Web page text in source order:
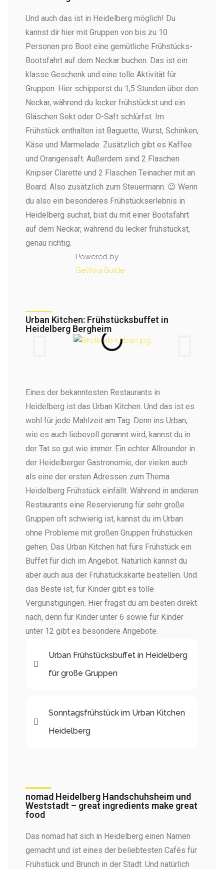
Und auch das ist in Heidelberg möglich! Du
kannst dir hier mit Gruppen von bis zu 10
Personen pro Boot eine gemütliche Frühstücks-
Bootsfahrt auf dem Neckar buchen. Das ist ein
klasse Geschenk und eine tolle Aktivität für
Gruppen. Hier schipperst du 1,5 Stunden über den
Neckar, während du lecker frühstückst und ein
Gläschen Sekt oder O-Saft schlürfst. Im
Frühstück enthalten ist Baguette, Wurst, Schinken,
Käse und Marmelade. Zusätzlich gibt es Kaffee
und Orangensaft. Außerdem sind 2 Flaschen
Knipser Clarette und 2 Flaschen Teinacher mit an
Board. Also zusätzlich zum Steuermann. 😉 Wenn
du also ein besonderes Frühstückserlebnis in
Heidelberg suchst, bist du mit einer Bootsfahrt
auf dem Neckar, während du lecker frühstückst,
genau richtig.
Powered by
GetYourGuide
Urban Kitchen: Frühstücksbuffet in
Heidelberg Bergheim​
Eines der bekanntesten Restaurants in
Heidelberg ist das Urban Kitchen. Und das ist es
wohl für jede Mahlzeit am Tag. Denn ins Urban,
wie es auch liebevoll genannt wird, kannst du in
der Tat so gut wie immer. Ein echter Allrounder in
der Heidelberger Gastronomie, der vielen auch
als eine der ersten Adressen zum Thema
Heidelberg Frühstück einfällt. Während in anderen
Restaurants eine Reservierung für sehr große
Gruppen oft schwierig ist, kannst du im Urban
ohne Probleme mit großen Gruppen frühstücken
gehen. Das Urban Kitchen hat fürs Frühstück ein
Buffet für dich im Angebot. Natürlich kannst du
aber auch aus der Frühstückskarte bestellen. Und
das Beste ist, für Kinder gibt es tolle
Vergünstigungen. Hier fragst du am besten direkt
nach, denn für Kinder unter 6 sowie für Kinder
unter 12 gibt es besondere Angebote.
Urban Frühstücksbuffet in Heidelberg
für große Gruppen
Sonntagsfrühstück im Urban Kitchen
Heidelberg​
nomad Heidelberg Handschuhsheim und
Weststadt – great ingredients make great
food
Das nomad hat sich in Heidelberg einen Namen
gemacht und ist eines der beliebtesten Cafés für
Frühstück und Brunch in der Stadt. Und natürlich